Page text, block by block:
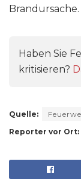
Brandursache.
Haben Sie
kritisieren?
Quelle:
Reporter vor Ort: